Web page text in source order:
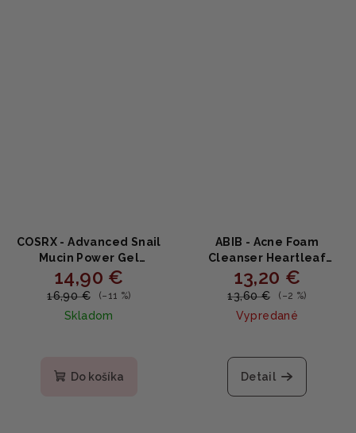
COSRX - Advanced Snail
Mucin Power Gel
Cleanser - jemný gélový
čistič so slimačím slizom
14,90 €
16,90 € (–11 %)
Skladom
produktu
Do košíka
ABIB - Acne Foam
Cleanser Heartleaf
Foam - Upokojujúci
čistiaci gél 150ml
13,20 €
13,60 € (–2 %)
Vypredané
Detail